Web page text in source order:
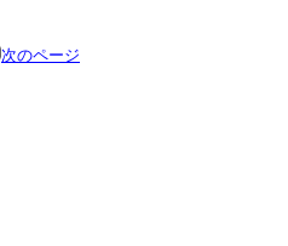
次のページ